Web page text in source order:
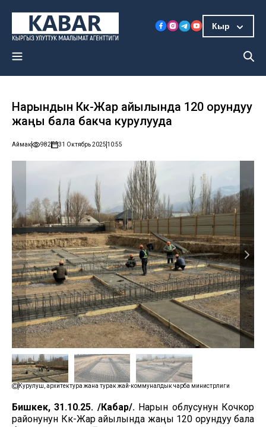
Кыр
Нарындын Көк-Жар айылында 120 орундуу
жаңы бала бакча курулууда
Аймак 982 31 Октябрь 2025 10:55
Курулуш, архитектура жана турак жай-коммуналдык чарба министрлиги
Бишкек, 31.10.25. /Кабар/.Нарын облусунун Кочкор
районунун Көк-Жар айылында жаңы 120 орундуу бала